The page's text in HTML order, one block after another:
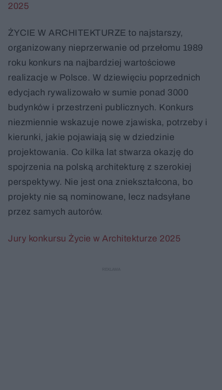
2025
ŻYCIE W ARCHITEKTURZE to najstarszy,
organizowany nieprzerwanie od przełomu 1989
roku konkurs na najbardziej wartościowe
realizacje w Polsce. W dziewięciu poprzednich
edycjach rywalizowało w sumie ponad 3000
budynków i przestrzeni publicznych. Konkurs
niezmiennie wskazuje nowe zjawiska, potrzeby i
kierunki, jakie pojawiają się w dziedzinie
projektowania. Co kilka lat stwarza okazję do
spojrzenia na polską architekturę z szerokiej
perspektywy. Nie jest ona zniekształcona, bo
projekty nie są nominowane, lecz nadsyłane
przez samych autorów.
Jury konkursu Życie w Architekturze 2025